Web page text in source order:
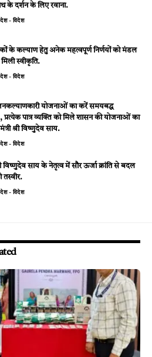
के दर्शन के लिए रवाना.
देश - विदेश
के कल्याण हेतु अनेक महत्वपूर्ण निर्णयों को मंडल
स्वीकृति.
देश - विदेश
योजनाओं का करें समयबद्ध
, प्रत्येक पात्र व्यक्ति को मिले शासन की योजनाओं का
श्री विष्णुदेव साय.
देश - विदेश
विष्णुदेव साय के नेतृत्व में सौर ऊर्जा क्रांति से बदल
तस्वीर.
देश - विदेश